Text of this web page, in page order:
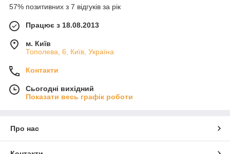
57% позитивних з 7 відгуків за рік
Працює з 18.08.2013
м. Київ
Тополева, 6, Київ, Україна
Контакти
Сьогодні вихідний
Показати весь графік роботи
Про нас